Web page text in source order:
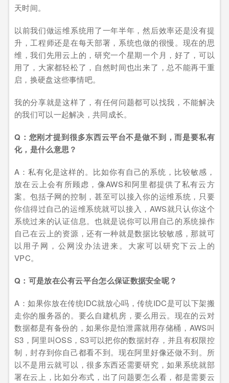
天时间。
以前我们做运维系统用了一年半年，然后效率还是没有提
升，工程师还是在每天部署，系统也做的很慢。现在的思
维，我们先用云上的，研究一个星期一个月，好了，可以
用了，大家都轻松了，自然时间也出来了，总不能再干重
启，换硬盘这些事情吧。
我的分享就是这样了，有任何问题都可以找我，不能解决
的我们可以一起解决，共同成长。
Q：您刚才提到很多东西云平台不是做不到，而是要私有
化，是什么意思？
A：私有化是这样的。比如你有自己的系统，比较敏感，
放在云上会有所顾虑，像AWS和阿里都提供了私有云方
案。包括子网的控制，甚至可以接入你的运维系统，只要
你信得过自己的运维系统就可以接入，AWS就只认你这个
系统过来的认证信息。也就是说你可以用自己的系统操作
自己在云上的资源，还有一种就是数据比较敏感，那就可
以用子网，公网没办法进来。大家可以研究下云上的
VPC。
Q：可是放在公有云平台怎么保证数据安全呢？
A：如果你放在传统IDC就放心吗，传统IDC是可以下架搬
走你的服务器的。要么自建机房，要么用云。现在的云对
数据都是有备份的，如果你是怕泄露就用存储桶，AWS叫
S3，阿里叫OSS，S3可以把你的数据封存，并且有权限控
制，封存到你自己都看不到。现在阿里好像还做不到。所
以不是用云就可以，很多东西还需要研究，如果系统就部
署在云上，比如分布式，出了问题要怎么看，都是需要云